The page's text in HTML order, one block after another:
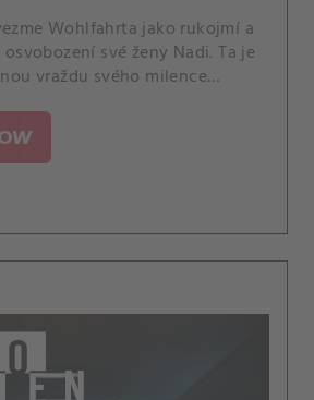
Wohlfahrta jako rukojmí a
své ženy Nadi. Ta je
vraždu svého milence